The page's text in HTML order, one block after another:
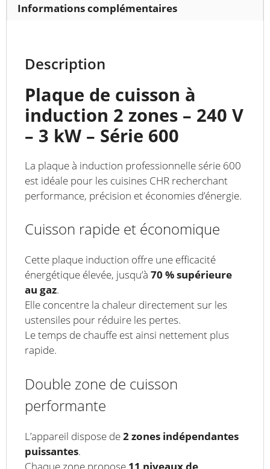
Informations complémentaires
Description
Plaque de cuisson à
induction 2 zones – 240 V
– 3 kW – Série 600
La plaque à induction professionnelle série 600
est idéale pour les cuisines CHR recherchant
performance, précision et économies d’énergie.
Cuisson rapide et économique
Cette plaque induction offre une efficacité
énergétique élevée, jusqu’à 70 % supérieure
au gaz.
Elle concentre la chaleur directement sur les
ustensiles pour réduire les pertes.
Le temps de chauffe est ainsi nettement plus
rapide.
Double zone de cuisson
performante
L’appareil dispose de2 zones indépendantes
puissantes.
Chaque zone propose 11 niveaux de